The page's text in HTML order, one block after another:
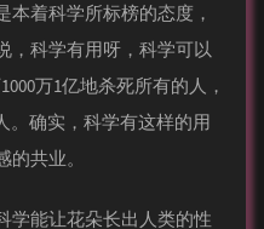
着科学所标榜的态度，
，科学有用呀，科学可以
万1亿地杀死所有的人，
。确实，科学有这样的用
共业。
学能让花朵长出人类的性